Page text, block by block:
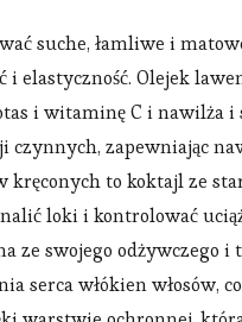
suche, łamliwe i
elastyczność. Olejek
i witaminę C i nawilża i
zapewniając
kręconych to koktajl ze
loki i kontrolować
ze swojego odżywczego
serca włókien włosów,